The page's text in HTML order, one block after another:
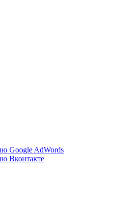
Google AdWords
Вконтакте